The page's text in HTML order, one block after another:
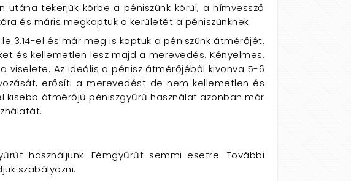
tekerjük körbe a péniszünk körül, a hímvessző
és máris megkaptuk a kerületét a péniszünknek.
3.14-el és már meg is kaptuk a péniszünk átmérőjét.
és kellemetlen lesz majd a merevedés. Kényelmes,
viselete. Az ideális a pénisz átmérőjéből kivonva 5-6
erősíti a merevedést de nem kellemetlen és
kisebb átmérőjű péniszgyűrű használat azonban már
használjunk. Fémgyűrűt semmi esetre. További
szabályozni.